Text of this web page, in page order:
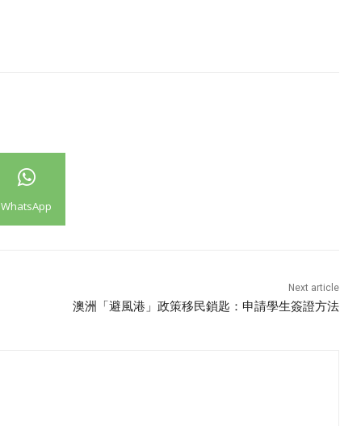
WhatsApp
Next article
澳洲「避風港」政策移民鎖匙：申請學生簽證方法